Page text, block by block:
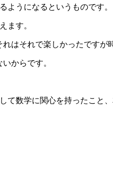
ようになるというものです。
ます。
はそれで楽しかったですが
からです。
数学に関心を持ったこと